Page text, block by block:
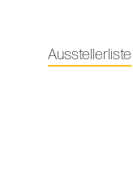
Ausstellerliste